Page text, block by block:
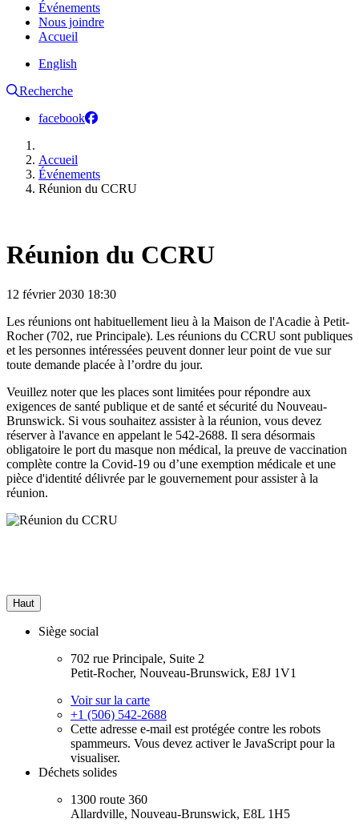
Événements
Nous joindre
Accueil
English
Recherche
facebook
Accueil
Événements
Réunion du CCRU
Réunion du CCRU
12 février 2030 18:30
Les réunions ont habituellement lieu à la Maison de l'Acadie à Petit-
Rocher (702, rue Principale). Les réunions du CCRU sont publiques
et les personnes intéressées peuvent donner leur point de vue sur
toute demande placée à l’ordre du jour.
Veuillez noter que les places sont limitées pour répondre aux
exigences de santé publique et de santé et sécurité du Nouveau-
Brunswick. Si vous souhaitez assister à la réunion, vous devez
réserver à l'avance en appelant le 542-2688. Il sera désormais
obligatoire le port du masque non médical, la preuve de vaccination
complète contre la Covid-19 ou d’une exemption médicale et une
pièce d'identité délivrée par le gouvernement pour assister à la
réunion.
Haut
Siège social
702 rue Principale, Suite 2
Petit-Rocher, Nouveau-Brunswick, E8J 1V1
Voir sur la carte
+1 (506) 542-2688
Cette adresse e-mail est protégée contre les robots
spammeurs. Vous devez activer le JavaScript pour la
visualiser.
Déchets solides
1300 route 360
Allardville, Nouveau-Brunswick, E8L 1H5